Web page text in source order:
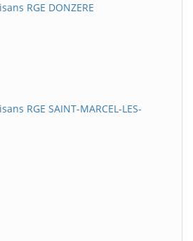
RGE DONZERE
RGE SAINT-MARCEL-LES-